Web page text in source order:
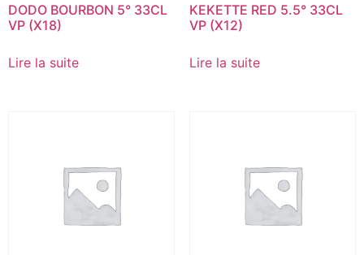
DODO BOURBON 5° 33CL
VP (X18)
Lire la suite
KEKETTE RED 5.5° 33CL
VP (X12)
Lire la suite